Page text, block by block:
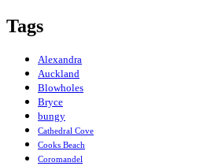
Tags
Alexandra
Auckland
Blowholes
Bryce
bungy
Cathedral Cove
Cooks Beach
Coromandel